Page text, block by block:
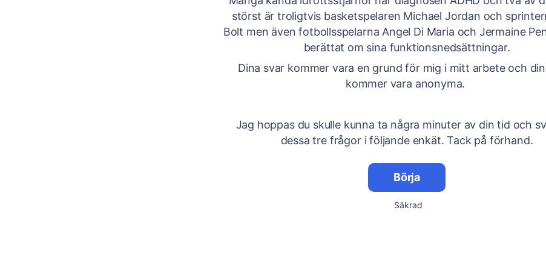
störst är troligtvis basketspelaren Michael Jordan och
Bolt men även fotbollsspelarna Angel Di Maria och Jermaine
berättat om sina funktionsnedsättningar.
Dina svar kommer vara en grund för mig i mitt arbete och
kommer vara anonyma.
Jag hoppas du skulle kunna ta några minuter av din tid och
dessa tre frågor i följande enkät. Tack på förhand.
Börja
Säkrad